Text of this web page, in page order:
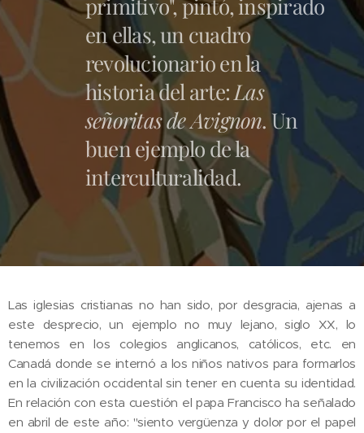
primitivo", pintó, inspirado
en ellas, un cuadro
revolucionario en la
historia del arte:Las
señoritas de Avignon. Un
buen ejemplo de la
interculturalidad.
Las iglesias cristianas no han sido, por desgracia, ajenas a
este desprecio, un ejemplo no muy lejano, siglo XX, lo
tenemos en los colegios anglicanos, católicos, etc. en
Canadá donde se internó a los niños nativos para formarlos
en la civilización occidental sin tener en cuenta su identidad.
En relación con esta cuestión el papa Francisco ha señalado
en abril de este año: "siento vergüenza y dolor por el papel